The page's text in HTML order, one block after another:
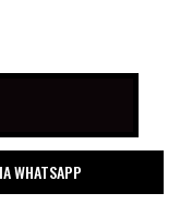
WHATSAPP